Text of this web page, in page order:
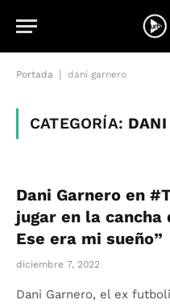
Portada dani garnero
CATEGORÍA: DANI
Dani Garnero en
jugar en la
Ese era mi sueño”
diciembre 7, 2022
Dani Garnero, el ex